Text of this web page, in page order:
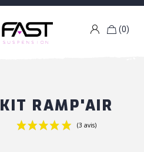
g (0)
k
KIT RAMP'AIR